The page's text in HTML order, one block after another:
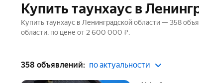
Купить таунхаус в
Купить таунхаус в Ленинградской области — 358
области. по цене от 2 600 000 ₽.
358 объявлений: по актуальности